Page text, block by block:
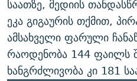
საათზე, მედიის
ეკა გიგაურის თქმით,
ამსახველი ფარული
რაოდენობა 144 ფაილს
ხანგრძლივობა კი 181